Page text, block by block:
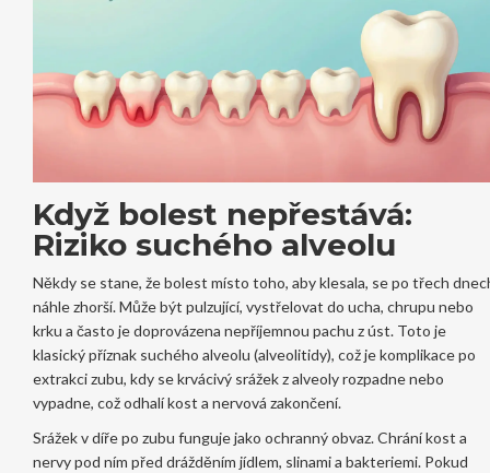
Když bolest nepřestává:
Riziko suchého alveolu
Někdy se stane, že bolest místo toho, aby klesala, se po třech
náhle zhorší. Může být pulzující, vystřelovat do ucha, chrupu nebo
krku a často je doprovázena nepříjemnou pachu z úst. Toto je
klasický příznak suchého alveolu (alveolitidy), což jekomplikace po
extrakci zubu, kdy se krvácivý srážek z alveoly rozpadne nebo
vypadne, což odhalí kost a nervová zakončení.
Srážek v díře po zubu funguje jako ochranný obvaz. Chrání kost a
nervy pod ním před drážděním jídlem, slinami a bakteriemi. Pokud